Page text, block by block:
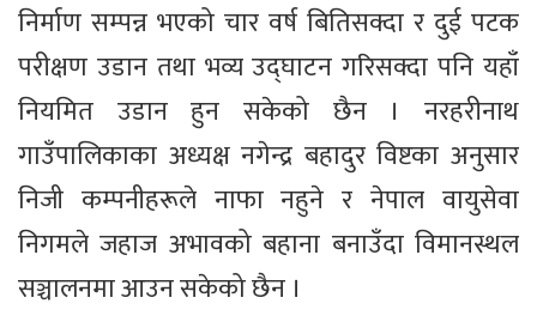
निर्माण सम्पन्न भएको चार वर्ष बितिसक्दा र दुई पटक
परीक्षण उडान तथा भव्य उद्घाटन गरिसक्दा पनि यहाँ
नियमित उडान हुन सकेको छैन । नरहरीनाथ
गाउँपालिकाका अध्यक्ष नगेन्द्र बहादुर विष्टका अनुसार
निजी कम्पनीहरूले नाफा नहुने र नेपाल वायुसेवा
निगमले जहाज अभावको बहाना बनाउँदा विमानस्थल
सञ्चालनमा आउन सकेको छैन ।